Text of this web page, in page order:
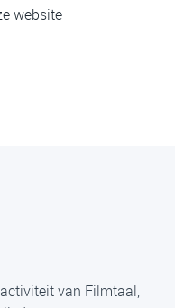
website
van Filmtaal,